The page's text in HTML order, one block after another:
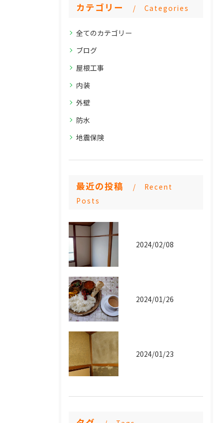
カテゴリー Categories
全てのカテゴリー
ブログ
屋根工事
内装
外壁
防水
地震保険
最近の投稿
Recent
Posts
2024/02/08
2024/01/26
2024/01/23